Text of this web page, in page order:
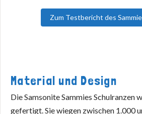
Zum Testbericht des
Material und Design
Die Samsonite Sammies Schulranzen
gefertigt. Sie wiegen zwischen 1.000